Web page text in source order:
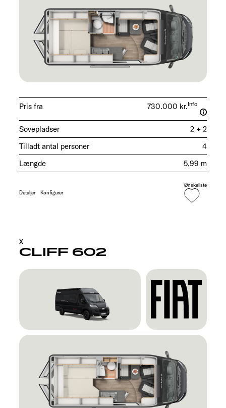
Pris fra 730.000 kr.Info
Sovepladser
2 + 2
Tilladt antal personer
4
Længde
5,99 m
Detaljer Konfigurer
Ønskeliste
CLIFF 602
X